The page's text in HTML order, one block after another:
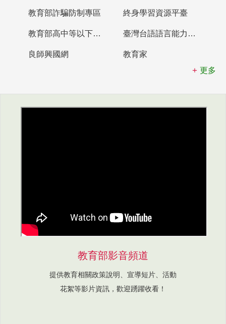
教育部詐騙防制專區 終身學習資源平臺
教育部高中等以下學校及幼兒園教師資格檢定考試 臺灣台語語言能力認證網站
良師興國網
教育家
更多
教育部影音頻道
提供教育相關政策說明、宣導短片、活動
花絮等影片資訊，歡迎踴躍收看！